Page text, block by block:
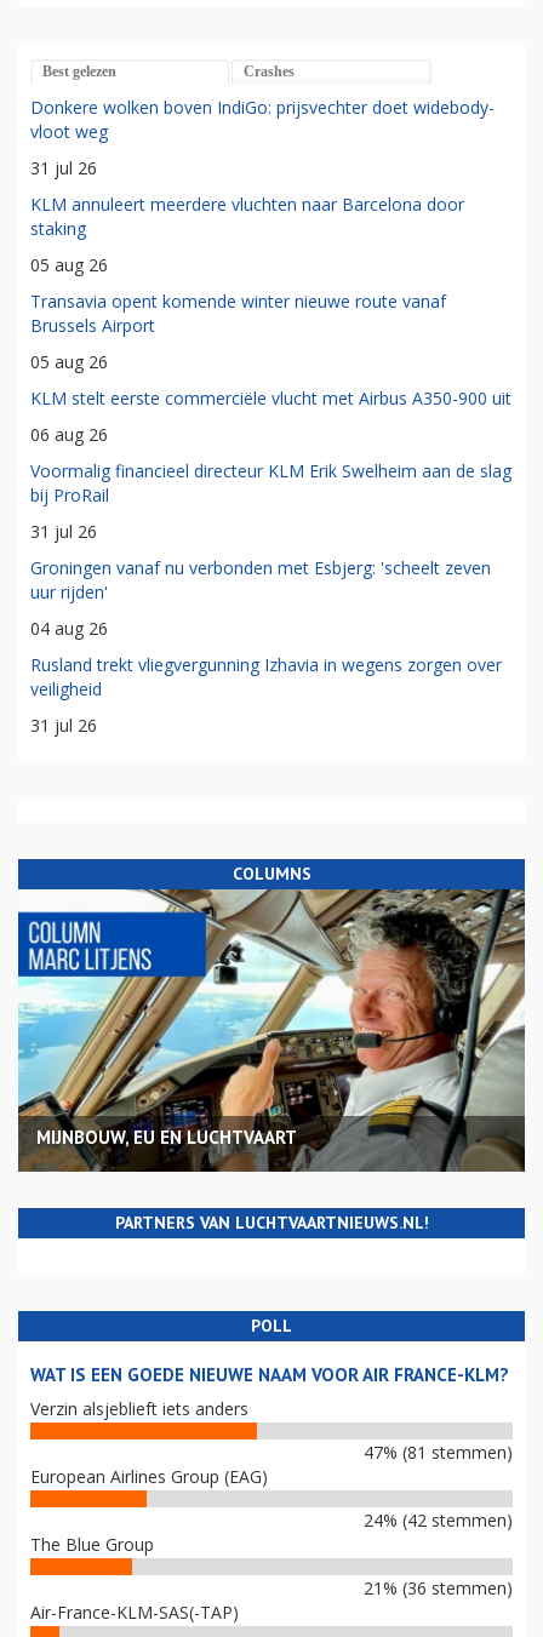
Best gelezen Crashes
Donkere wolken boven IndiGo: prijsvechter doet widebody-
vloot weg
31 jul 26
KLM annuleert meerdere vluchten naar Barcelona door
staking
05 aug 26
Transavia opent komende winter nieuwe route vanaf
Brussels Airport
05 aug 26
KLM stelt eerste commerciële vlucht met Airbus A350-900 uit
06 aug 26
Voormalig financieel directeur KLM Erik Swelheim aan de slag
bij ProRail
31 jul 26
Groningen vanaf nu verbonden met Esbjerg: 'scheelt zeven
uur rijden'
04 aug 26
Rusland trekt vliegvergunning Izhavia in wegens zorgen over
veiligheid
31 jul 26
COLUMNS
MIJNBOUW, EU EN LUCHTVAART
PARTNERS VAN LUCHTVAARTNIEUWS.NL!
POLL
WAT IS EEN GOEDE NIEUWE NAAM VOOR AIR FRANCE-KLM?
Verzin alsjeblieft iets anders
47% (81 stemmen)
European Airlines Group (EAG)
24% (42 stemmen)
The Blue Group
21% (36 stemmen)
Air-France-KLM-SAS(-TAP)